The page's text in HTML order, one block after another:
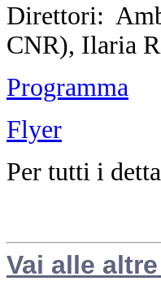
Direttori:
CNR), Ilaria
Programma
Flyer
Per tutti i
Vai alle